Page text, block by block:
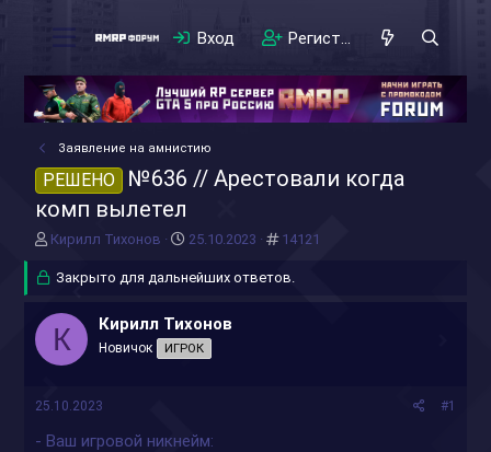
Вход Регистрация
Заявление на амнистию
РЕШЕНО
№636 // Арестовали когда
комп вылетел
А
т
р
Кирилл Тихонов
Д
т
н
а
ч
25.10.2023 #14121
Закрыто для дальнейших ответов.
К Кирилл Тихонов
Новичок ИГРОК
25.10.2023 #1
- Ваш игровой никнейм